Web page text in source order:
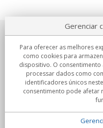
Sobre nosotros
Compromissos
Compras
Gerenciar
Para oferecer as melhores
como cookies para
dispositivo. O
processar dados como
identificadores únicos
consentimento pode afetar